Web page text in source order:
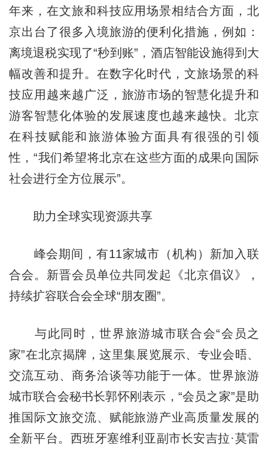
年来，在文旅和科技应用场景相结合方面，北
京出台了很多入境旅游的便利化措施，例如：
离境退税实现了“秒到账”，酒店智能设施得到大
幅改善和提升。在数字化时代，文旅场景的科
技应用越来越广泛，旅游市场的智慧化提升和
游客智慧化体验的发展速度也越来越快。北京
在科技赋能和旅游体验方面具有很强的引领
性，“我们希望将北京在这些方面的成果向国际
社会进行全方位展示”。
助力全球实现资源共享
峰会期间，有11家城市（机构）新加入联
合会。新晋会员单位共同发起《北京倡议》，
持续扩容联合会全球“朋友圈”。
与此同时，世界旅游城市联合会“会员之
家”在北京揭牌，这里集展览展示、专业会晤、
交流互动、商务洽谈等功能于一体。世界旅游
城市联合会秘书长郭怀刚表示，“会员之家”是助
推国际文旅交流、赋能旅游产业高质量发展的
全新平台。西班牙塞维利亚副市长安吉拉·莫雷